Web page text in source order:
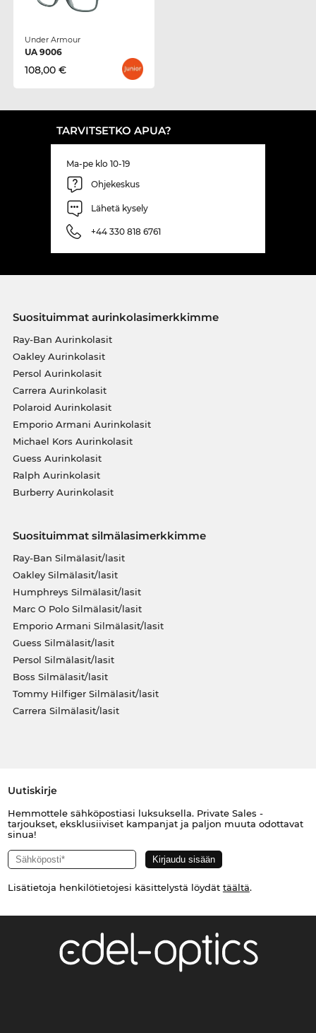
Under Armour
UA 9006
108,00 €
TARVITSETKO APUA?
Ma-pe klo 10-19
Ohjekeskus
Lähetä kysely
+44 330 818 6761
Suosituimmat aurinkolasimerkkimme
Ray-Ban Aurinkolasit
Oakley Aurinkolasit
Persol Aurinkolasit
Carrera Aurinkolasit
Polaroid Aurinkolasit
Emporio Armani Aurinkolasit
Michael Kors Aurinkolasit
Guess Aurinkolasit
Ralph Aurinkolasit
Burberry Aurinkolasit
Suosituimmat silmälasimerkkimme
Ray-Ban Silmälasit/lasit
Oakley Silmälasit/lasit
Humphreys Silmälasit/lasit
Marc O Polo Silmälasit/lasit
Emporio Armani Silmälasit/lasit
Guess Silmälasit/lasit
Persol Silmälasit/lasit
Boss Silmälasit/lasit
Tommy Hilfiger Silmälasit/lasit
Carrera Silmälasit/lasit
Uutiskirje
Hemmottele sähköpostiasi luksuksella. Private Sales -
tarjoukset, eksklusiiviset kampanjat ja paljon muuta odottavat
sinua!
Lisätietoja henkilötietojesi käsittelystä löydät täältä.